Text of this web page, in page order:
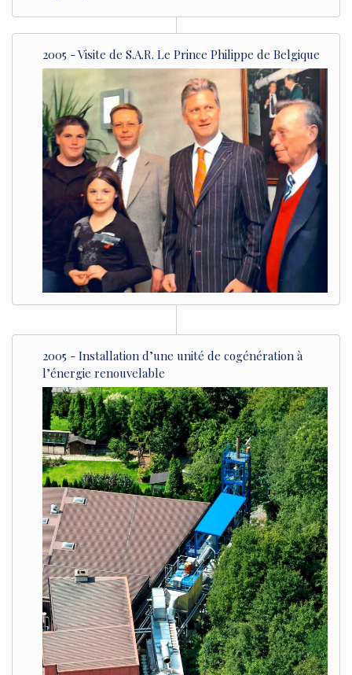
2005 - Visite de S.A.R. Le Prince Philippe de Belgique
2005 - Installation d’une unité de cogénération à
l’énergie renouvelable